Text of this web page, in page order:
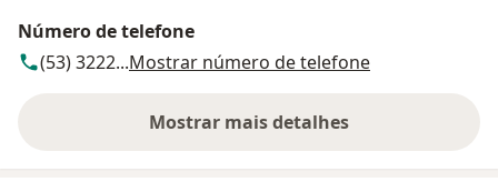
Número de telefone
(53) 3222...Mostrar número de telefone
Mostrar mais detalhes
sobre o endereço